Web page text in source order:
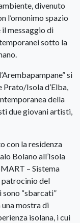
divenuto
l’omonimo spazio
messaggio di
sotto la
si
Isola d’Elba,
della
due giovani artisti,
con la residenza
Bolano all’Isola
– Sistema
patrocinio del
“sbarcati”
mostra di
isolana, i cui